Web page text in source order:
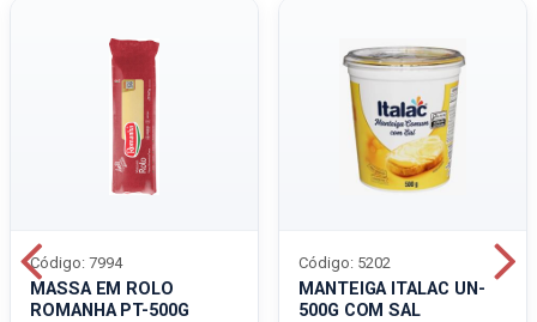
MASSA EM ROLO
ROMANHA PT-500G
Código: 7994
MANTEIGA ITALAC UN-
500G COM SAL
Código: 5202